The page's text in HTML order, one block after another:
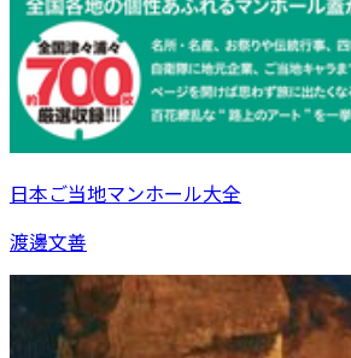
日本ご当地マンホール大全
渡邊文善